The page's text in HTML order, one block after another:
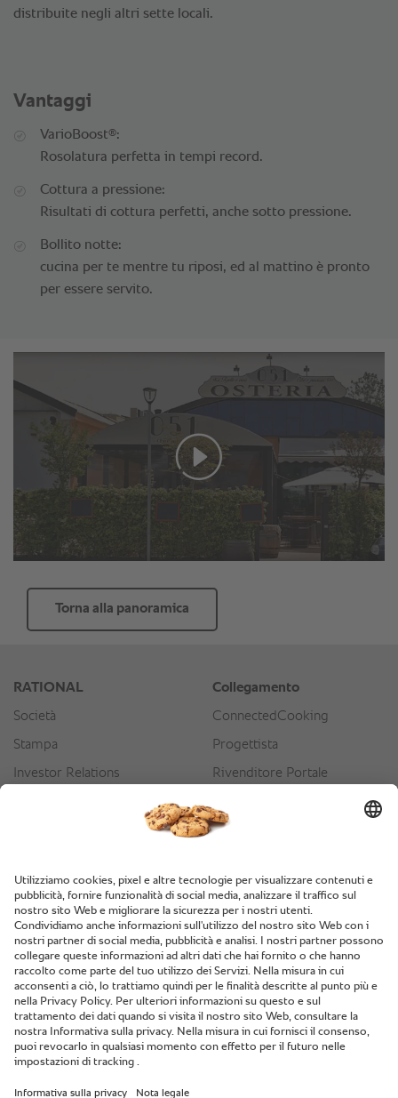
distribuite negli altri sette locali.
Vantaggi
VarioBoost®:
Rosolatura perfetta in tempi record.
Cottura a pressione:
Risultati di cottura perfetti, anche sotto pressione.
Bollito notte:
cucina per te mentre tu riposi, ed al mattino è pronto
per essere servito.
Torna alla panoramica